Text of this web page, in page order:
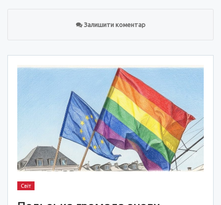
Залишити коментар
Світ